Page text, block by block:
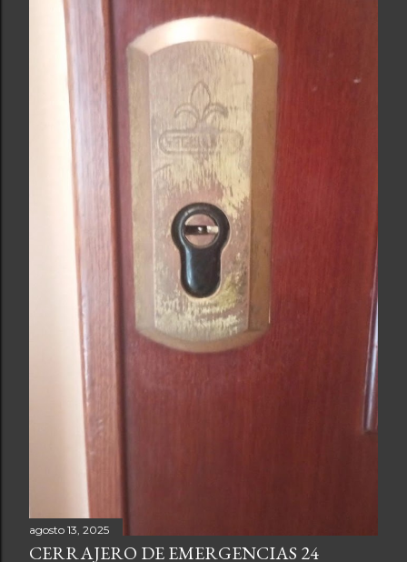
agosto 13, 2025
CERRAJERO DE EMERGENCIAS 24